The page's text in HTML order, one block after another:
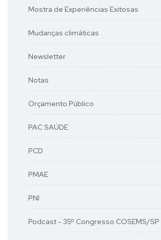
Mostra de Experiências Exitosas
Mudanças climáticas
Newsletter
Notas
Orçamento Público
PAC SAÚDE
PCD
PMAE
PNI
Podcast - 35º Congresso COSEMS/SP